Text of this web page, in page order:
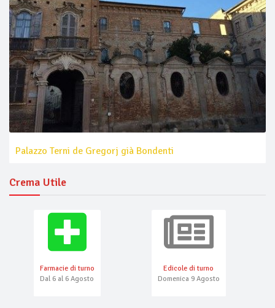
Palazzo Terni de Gregorj già Bondenti
Crema Utile
Farmacie di turno
Dal 6 al 6 Agosto
Edicole di turno
Domenica 9 Agosto